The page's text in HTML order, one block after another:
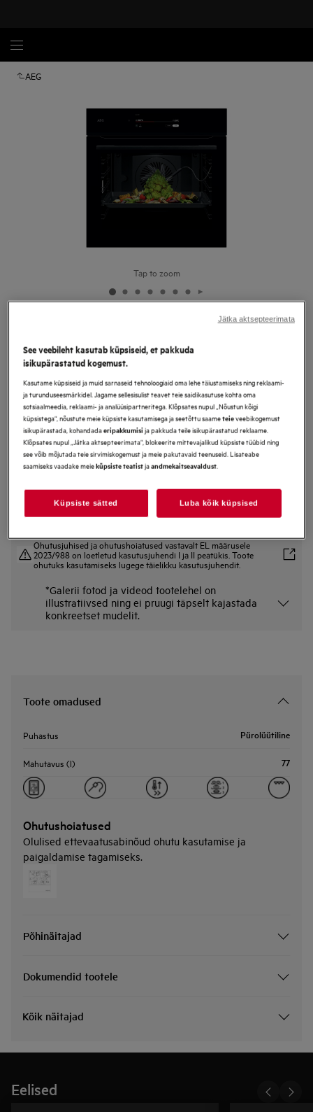
AEG
Tap to zoom
Ahi 9000 Seeria ProAssist
Tootekirjeldus
Eelised
9000 ProAssist ahi tagab täiuslikud tulemused ühe nupuvajutusega.
CookSmart Touch+ juhendab sind igal sammul, et saavutada imemaitsvaid
tulemusi.
AI TasteAssist on rakendusesisene funktsioon retseptide lõpptulemuste
Ohutusjuhised ja ohutushoiatused vastavalt EL määrusele
2023/988 on loetletud kasutusjuhendi I ja II peatükis. Toote
ohutuks kasutamiseks lugege täielikku kasutusjuhendit.
*Galerii fotod ja videod tootelehel on
illustratiivsed ning ei pruugi täpselt kajastada
konkreetset mudelit.
Toote omadused
Puhastus Pürolüütiline
Mahutavus (l) 77
Ohutushoiatused
Olulised ettevaatusabinõud ohutu kasutamise ja
paigaldamise tagamiseks.
Põhinäitajad
Dokumendid tootele
Kõik näitajad
Eelised
See veebileht kasutab küpsiseid, et pakkuda
isikupärastatud kogemust.
Kasutame küpsiseid ja muid sarnaseid tehnoloogiaid oma lehe täiustamiseks ning reklaami-
ja turunduseesmärkidel. Jagame sellesisulist teavet teie saidikasutuse kohta oma
sotsiaalmeedia, reklaami- ja analüüsipartneritega. Klõpsates nupul „Nõustun kõigi
küpsistega“, nõustute meie küpsiste kasutamisega ja seetõttu saameteieveebikogemust
isikupärastada, kohandadaeripakkumisija pakkuda teile isikupärastatud reklaame.
Klõpsates nupul „Jätka aktsepteerimata“, blokeerite mittevajalikud küpsiste tüübid ning
see võib mõjutada teie sirvimiskogemust ja meie pakutavaid teenuseid. Lisateabe
saamiseks vaadake meieküpsiste teatistjaandmekaitseavaldust.
Küpsiste sätted Luba kõik küpsised
Jätka aktsepteerimata